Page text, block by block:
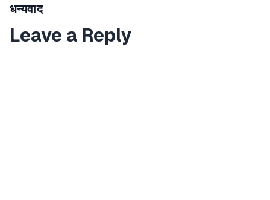
धन्यवाद
Leave a Reply